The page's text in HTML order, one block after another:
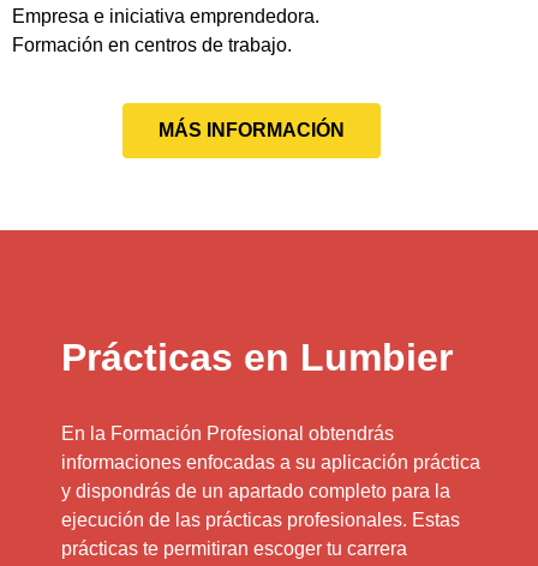
Empresa e iniciativa emprendedora.
Formación en centros de trabajo.
MÁS INFORMACIÓN
Prácticas en Lumbier
En la Formación Profesional obtendrás
informaciones enfocadas a su aplicación práctica
y dispondrás de un apartado completo para la
ejecución de las prácticas profesionales. Estas
prácticas te permitiran escoger tu carrera